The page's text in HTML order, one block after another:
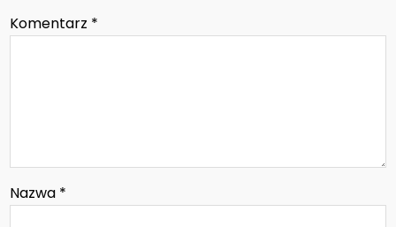
Komentarz *
Nazwa *